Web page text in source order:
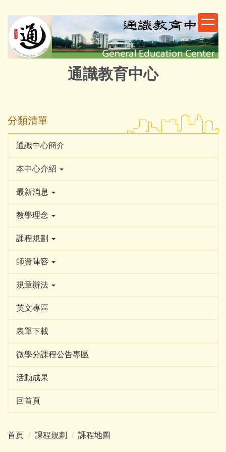
主
要
通識教育中心
分類清單
通識中心簡介
本中心介紹
最新消息
教學理念
課程規劃
師資陣容
規章辦法
英文專區
表單下載
微學分課程公告專區
活動成果
回首頁
首頁 課程規劃 課程地圖